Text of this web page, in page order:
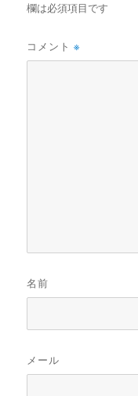
欄は必須項目です
コメント※
名前
メール